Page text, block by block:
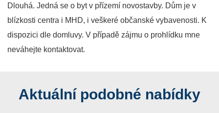
Dlouhá. Jedná se o byt v přízemí novostavby. Dům je v
blízkosti centra i MHD, i veškeré občanské vybavenosti. K
dispozici dle domluvy. V případě zájmu o prohlídku mne
neváhejte kontaktovat.
Aktuální podobné nabídky